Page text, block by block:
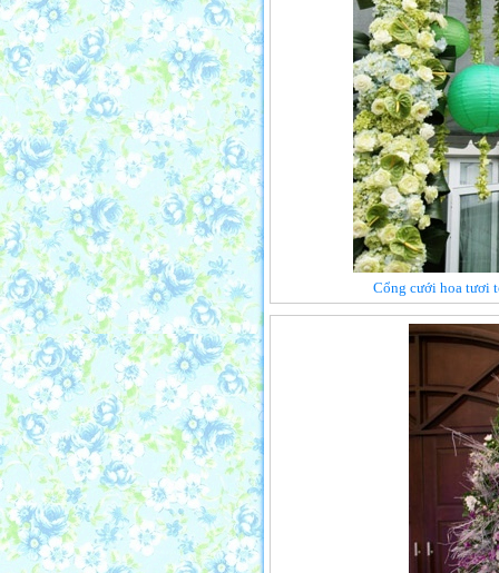
Cổng cưới hoa tươi